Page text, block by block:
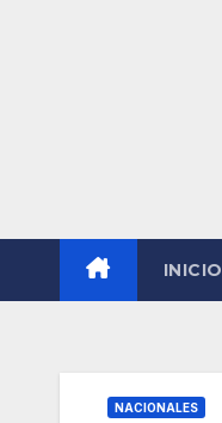
INICIO
NACIONALES